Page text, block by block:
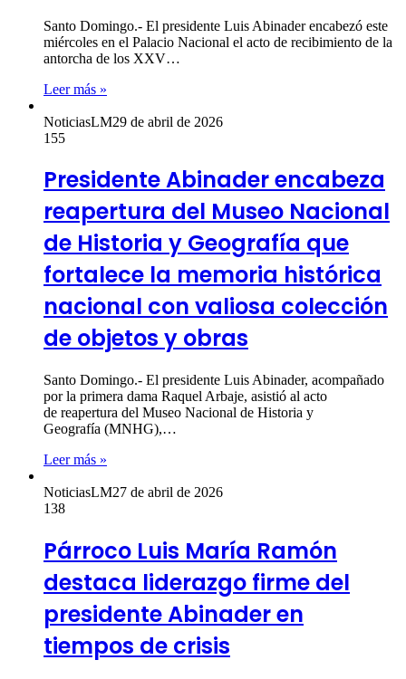
Santo Domingo.- El presidente Luis Abinader encabezó este
miércoles en el Palacio Nacional el acto de recibimiento de la
antorcha de los XXV…
Leer más »
NoticiasLM29 de abril de 2026
155
Presidente Abinader encabeza
reapertura del Museo Nacional
de Historia y Geografía que
fortalece la memoria histórica
nacional con valiosa colección
de objetos y obras
Santo Domingo.- El presidente Luis Abinader, acompañado
por la primera dama Raquel Arbaje, asistió al acto
de reapertura del Museo Nacional de Historia y
Geografía (MNHG),…
Leer más »
NoticiasLM27 de abril de 2026
138
Párroco Luis María Ramón
destaca liderazgo firme del
presidente Abinader en
tiempos de crisis